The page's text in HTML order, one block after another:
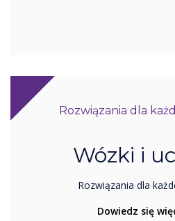
Rozwiązania dla
Wózki i
Rozwiązania dla
Dowiedz się